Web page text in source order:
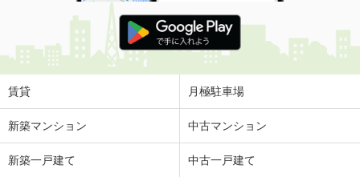
賃貸 月極駐車場
新築マンション 中古マンション
新築一戸建て 中古一戸建て